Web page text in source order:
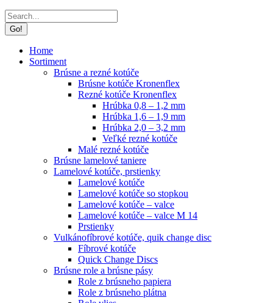
Search:
Home
Sortiment
Brúsne a rezné kotúče
Brúsne kotúče Kronenflex
Rezné kotúče Kronenflex
Hrúbka 0,8 – 1,2 mm
Hrúbka 1,6 – 1,9 mm
Hrúbka 2,0 – 3,2 mm
Veľké rezné kotúče
Malé rezné kotúče
Brúsne lamelové taniere
Lamelové kotúče, prstienky
Lamelové kotúče
Lamelové kotúče so stopkou
Lamelové kotúče – valce
Lamelové kotúče – valce M 14
Prstienky
Vulkánofíbrové kotúče, quik change disc
Fíbrové kotúče
Quick Change Discs
Brúsne role a brúsne pásy
Role z brúsneho papiera
Role z brúsneho plátna